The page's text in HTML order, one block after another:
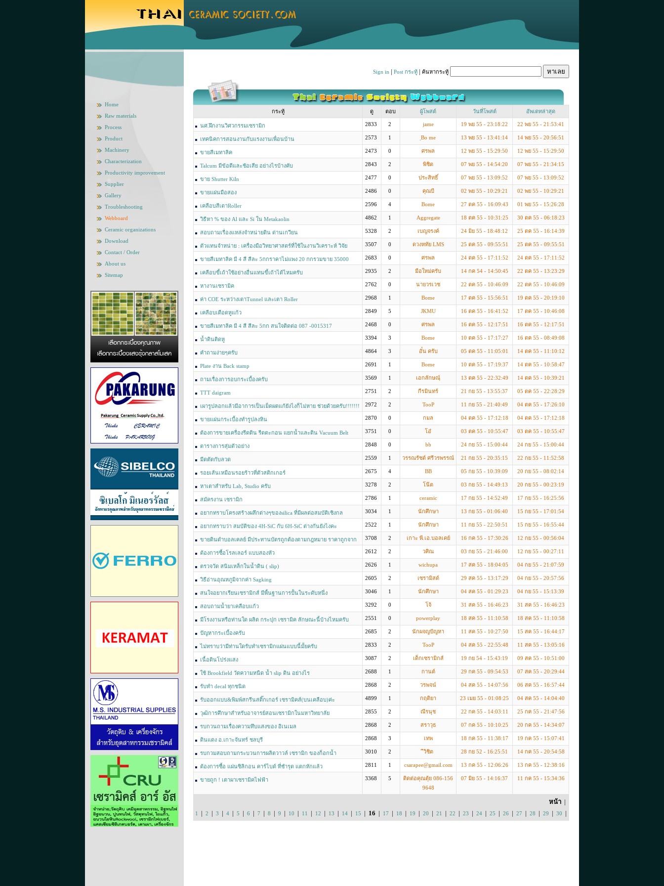
Home
Raw materials
Process
Product
Machinery
Characterization
Productivity improvement
Supplier
Gallery
Troubleshooting
Webboard
Ceramic organizations
Download
Contact / Order
About us
Sitemap
Sign in | Post กระทู้ | ค้นหากระทู้
กระทู้ ดู ตอบ ผู้โพสต์ วันที่โพสต์ อัพเดทล่าสุด
นศ.ฝึกงานวิศวกรรมเซรามิก 2833 2 jame 19 พย 55 - 23:18:22 22 พย 55 - 21:53:41
เทคนิคการสอนงานกับแรงงานเพื่อนบ้าน 2573 1 ฺBo me 13 พย 55 - 13:41:14 14 พย 55 - 20:56:51
ขายสีเมทาลิค 2473 0 ศรพล 12 พย 55 - 15:29:50 12 พย 55 - 15:29:50
Talcum มีข้อดีและช้อเสีย อย่างไรบ้างคับ 2843 2 พิชิต 07 พย 55 - 14:54:20 07 พย 55 - 21:34:15
ขาย Shutter Kiln 2477 0 ประสิทธิ์ 07 พย 55 - 13:09:52 07 พย 55 - 13:09:52
ขายแผ่นมือสอง 2486 0 คุณบี 02 พย 55 - 10:29:21 02 พย 55 - 10:29:21
เคลือบสีเตาRoller 2596 4 Bome 27 ตค 55 - 16:09:43 01 พย 55 - 15:26:28
วิธีหา % ของ Al และ Si ใน Metakaolin 4862 1 Aggregate 18 ตค 55 - 10:31:25 30 ตค 55 - 06:18:23
สอบถามเรื่องแหล่งจำหน่ายดิน ด่านเกวียน 5328 2 เบญจรงค์ 24 มิย 55 - 18:48:12 25 ตค 55 - 16:14:39
ตัวแทนจำหน่าย : เครื่องมือวิทยาศาสตร์ที่ใช้ในงานวิเคราะห์ วิจัย 3507 0 ดวงหทัย LMS 25 ตค 55 - 09:55:51 25 ตค 55 - 09:55:51
ขายสีเมทาลิค มี 4 สี สีละ 5กกราคาไม่แพง 20 กกรวมขาย 35000
สนใจติดต่อ 087 -0015317
2683 0 ศรพล 24 ตค 55 - 17:11:52 24 ตค 55 - 17:11:52
เคลือบขี้เถ้าใช้อย่างอื่นแทนขี้เถ้าได้ไหมครับ 2935 2 มือใหม่ครับ 14 กค 54 - 14:50:45 22 ตค 55 - 13:23:29
หางานเซรามิค 2762 0 นายวรเวช 22 ตค 55 - 10:46:09 22 ตค 55 - 10:46:09
ค่า COE ระหว่างเตาTunnel และเตา Roller 2968 1 Bome 17 ตค 55 - 15:56:51 19 ตค 55 - 20:19:10
เคลือบเดือดหูแก้ว 2849 5 JKMU 16 ตค 55 - 16:41:52 17 ตค 55 - 10:46:08
ขายสีเมทาลิค มี 4 สี สีละ 5กก สนใจติดต่อ 087 -0015317 2468 0 ศรพล 16 ตค 55 - 12:17:51 16 ตค 55 - 12:17:51
น้ำดินติดหู 3394 3 Bome 10 ตค 55 - 17:17:27 16 ตค 55 - 08:49:08
คำถามง่ายๆครับ 4864 3 อั๋น ครับ 05 ตค 55 - 11:05:01 14 ตค 55 - 11:10:12
Plate งาน Back stamp 2691 1 Bome 10 ตค 55 - 17:19:37 14 ตค 55 - 10:58:47
ถามเรื่องการอบกระเบื้องครับ 3569 1 เอกลักษณฺ์ 13 ตค 55 - 22:32:49 14 ตค 55 - 10:39:21
TTT daigram 2751 2 กีรมินทร์ 21 กย 55 - 13:55:37 05 ตค 55 - 22:28:29
เผารูปลอกแล้วมีอาการเป็นเม็ดผดแก้ยังไงก็ไม่หาย ช่วยด้วยครับ!!!!!!! 2972 2 TooP 11 กย 55 - 21:40:49 04 ตค 55 - 17:26:10
ขายแผ่นกระเบื้องทำรูปลงหิน 2870 0 กมล 04 ตค 55 - 17:12:18 04 ตค 55 - 17:12:18
ต้องการขายเครื่องรีดดิน รีดตะกอน แยกน้ำและดิน Vacuum Belt
3751 0 โอ๋ 03 ตค 55 - 10:55:47 03 ตค 55 - 10:55:47
ตารางการสุ่มตัวอย่าง 2848 0 bb 24 กย 55 - 15:00:44 24 กย 55 - 15:00:44
มีดตัดกับลวด 2559 1 วรรณรัชต์ ศรีวรพรรณ์ 21 กย 55 - 20:35:15 22 กย 55 - 11:52:58
รอยเส้นเหมือนรอยร้าวที่ตัวสติกเกอร์ 2675 4 BB 05 กย 55 - 10:39:09 20 กย 55 - 08:02:14
หาเตาสำหรับ Lab, Studio ครับ 3278 2 โน๊ต 03 กย 55 - 14:49:13 20 กย 55 - 00:23:19
สมัครงาน เซรามิก 2786 1 ceramic 17 กย 55 - 14:52:49 17 กย 55 - 16:25:56
อยากทราบโครงสร้างผลึกต่างๆของsilica ที่มีผลต่อสมบัติเชิงกล 3034 1 นักศึกษา 13 กย 55 - 01:06:40 15 กย 55 - 17:01:54
อยากทราบว่า สมบัติของ 4H-SiC กับ 6H-SiC ต่างกันยังไงคะ 2522 1 นักศึกษา 11 กย 55 - 22:50:51 15 กย 55 - 16:55:44
ขายดินดำบอลเคลย์ มีประทานบัตรถูกต้องตามกฎหมาย ราคาถูกจาก
เจ้าของเหมืองมาเองค่ะ
3708 2 เกาะ พี.เอ.บอลเคย์ 16 กค 55 - 17:30:26 12 กย 55 - 00:56:04
ต้องการซื้อโรลเลอร์ แบบสองหัว 2612 2 วศิณ 03 กย 55 - 21:46:00 12 กย 55 - 00:27:11
ตรวจวัด สนิมเหล็กในน้ำดิน ( slip) 2626 1 wichupa 17 สค 55 - 18:04:05 04 กย 55 - 21:07:59
วิธีอ่านอุณหภูมิจากค่า Sagking 2605 2 เซรามิสต์ 29 สค 55 - 13:17:29 04 กย 55 - 20:57:56
สนใจอยากเรียนเซรามิกส์ มีพื้นฐานการปั้นในระดับหนึ่ง 3046 1 นักศึกษา 04 สค 55 - 01:29:23 04 กย 55 - 15:13:39
สอบถามน้ำยาเคลือบแก้ว 3292 0 โจ้ 31 สค 55 - 16:46:23 31 สค 55 - 16:46:23
มีโรงงานหรือท่านใด ผลิต กระปุก เซรามิค ลักษณะนี้บ้างไหมครับ 2551 0 powerplay 18 สค 55 - 11:10:58 18 สค 55 - 11:10:58
ปัญหากระเบื้องครับ 2685 2 นักผจญปัญหา 11 สค 55 - 10:27:50 15 สค 55 - 16:44:17
ไม่ทราบว่ามีท่านใดรับทำเซรามิกแผ่นแบบนี้มั้ยครับ 2833 2 TooP 04 สค 55 - 22:55:48 11 สค 55 - 13:05:16
เนื้อดินโปร่งแสง 3087 2 เด็กเซรามิกส์ 19 กย 54 - 15:43:19 09 สค 55 - 10:51:00
ใช้ Brookfield วัดความหนืด น้ำ slip ดิน อย่างไร 2688 1 กานต์ 29 กค 55 - 09:54:53 07 สค 55 - 20:29:44
รับทำ decal ทุกชนิด 2868 2 วรพจน์ 04 สค 55 - 14:07:56 06 สค 55 - 16:57:44
รับออกแบบ&พิมพ์สกรีนสติ๊กเกอร์ เซรามิคส์(บนเคลือบ)ค่ะ 4899 1 กฤติยา 23 เมย 55 - 01:08:25 04 สค 55 - 14:04:40
วุฒิการศึกษาสำหรับอาจารย์สอนเซรามิกในมหาวิทยาลัย 2855 2 ณีรนุช 22 กค 55 - 14:03:11 25 กค 55 - 21:47:56
รบกวนถามเรื่องความทึบแสงของ อิเนเมล 2868 2 สราวุธ 07 กค 55 - 10:10:25 20 กค 55 - 14:34:07
ดินแดง อ.เกาะจันทร์ ชลบุรี 2868 3 เทพ 18 กค 55 - 11:38:17 19 กค 55 - 15:07:41
รบกวมสอบถามกระบวนการผลิตวาวล์ เซรามิก ของก็อกน้ำ 3010 2 ืวิชิต 28 กย 52 - 16:25:51 14 กค 55 - 20:54:58
ต้องการซื้อ แผ่นซิลิกอน คาร์ไบด์ ที่ชำรุด แตกหักแล้ว 2811 1 csarapee@gmail.com 13 กค 55 - 12:06:26 13 กค 55 - 12:38:16
ขายถูก ! เตาผาเซรามิคไฟฟ้า 3368 5
ติดต่อคุณตุ้ย 086-156
9648
07 มิย 55 - 14:16:37 11 กค 55 - 15:34:36
หน้า |
1 | 2 | 3 | 4 | 5 | 6 | 7 | 8 | 9 | 10 | 11 | 12 | 13 | 14 | 15 | 16 | 17 | 18 | 19 | 20 | 21 | 22 | 23 | 24 | 25 | 26 | 27 | 28 | 29 | 30 |